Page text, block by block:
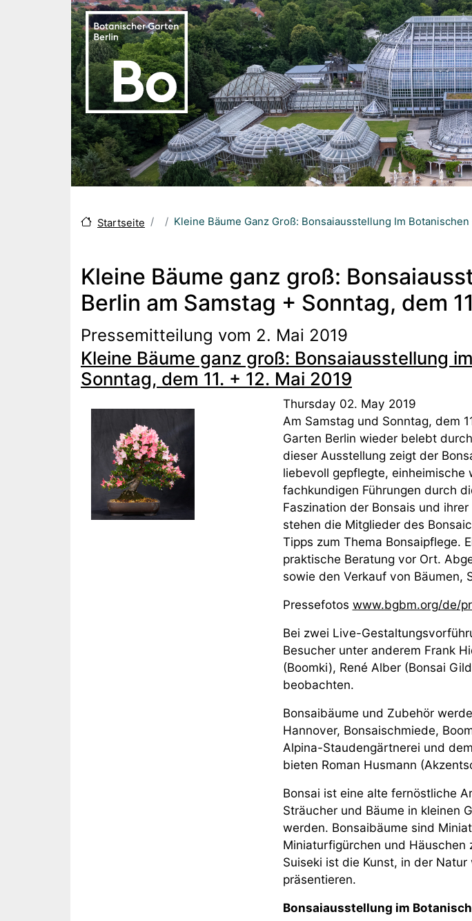
Skip to main content
Startseite Kleine Bäume Ganz Groß: Bonsaiausstellung Im Botanischen
Kleine Bäume ganz groß:
Berlin am Samstag + Sonntag, dem
Pressemitteilung vom 2. Mai 2019
Kleine Bäume ganz groß: Bonsaiausstellung
Sonntag, dem 11. + 12. Mai 2019
Thursday 02. May 2019
Am Samstag und Sonntag, dem
Garten Berlin wieder belebt
dieser Ausstellung zeigt der
liebevoll gepflegte, einheimische
fachkundigen Führungen durch
Faszination der Bonsais und
stehen die Mitglieder des
Tipps zum Thema Bonsaipflege.
praktische Beratung vor Ort.
sowie den Verkauf von Bäumen,
Pressefotos www.bgbm.org/de/
Bei zwei Live-
Besucher unter anderem Frank
(Boomki), René Alber (Bonsai
beobachten.
Bonsaibäume und Zubehör
Hannover, Bonsaischmiede,
Alpina-Staudengärtnerei und
bieten Roman Husmann
Bonsai ist eine alte fernöstliche
Sträucher und Bäume in kleinen
werden. Bonsaibäume sind
Miniaturfigürchen und
Suiseki ist die Kunst, in der
präsentieren.
Bonsaiausstellung im